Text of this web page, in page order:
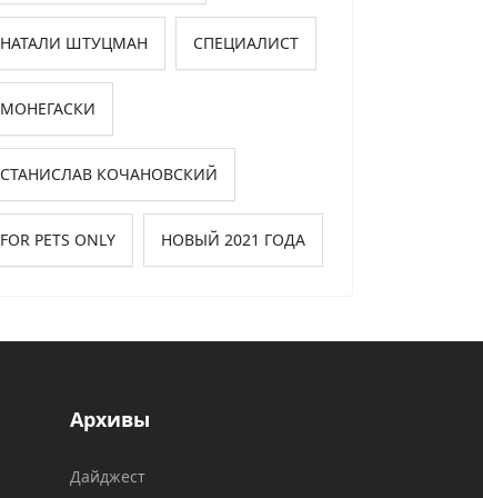
НАТАЛИ ШТУЦМАН СПЕЦИАЛИСТ
МОНЕГАСКИ
СТАНИСЛАВ КОЧАНОВСКИЙ
FOR PETS ONLY НОВЫЙ 2021 ГОДА
Архивы
Дайджест